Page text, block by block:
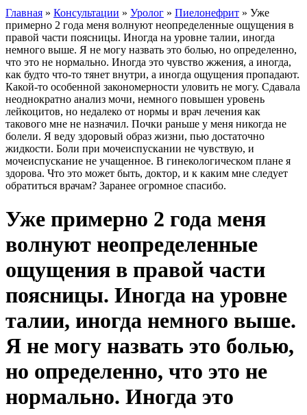
Главная » Консультации » Уролог » Пиелонефрит » Уже
примерно 2 года меня волнуют неопределенные ощущения в
правой части поясницы. Иногда на уровне талии, иногда
немного выше. Я не могу назвать это болью, но определенно,
что это не нормально. Иногда это чувство жжения, а иногда,
как будто что-то тянет внутри, а иногда ощущения пропадают.
Какой-то особенной закономерности уловить не могу. Сдавала
неоднократно анализ мочи, немного повышен уровень
лейкоцитов, но недалеко от нормы и врач лечения как
такового мне не назначил. Почки раньше у меня никогда не
болели. Я веду здоровый образ жизни, пью достаточно
жидкости. Боли при мочеиспускании не чувствую, и
мочеиспускание не учащенное. В гинекологическом плане я
здорова. Что это может быть, доктор, и к каким мне следует
обратиться врачам? Заранее огромное спасибо.
Уже примерно 2 года меня
волнуют неопределенные
ощущения в правой части
поясницы. Иногда на уровне
талии, иногда немного выше.
Я не могу назвать это болью,
но определенно, что это не
нормально. Иногда это